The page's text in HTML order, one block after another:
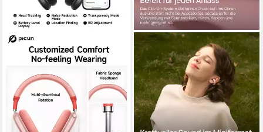
ATHLIX
Picun F8 Pro Kopfhörer mit
Geräuschunterdrückung
Kabellos Bluetooth-Kopfhörer
140 Std.
max. Laufzeit
5.4 Bluetooth
Shokz OpenDots ONE
Bluetooth-Kopfhörer
Bluetooth
Verbindung
40 Std.
max. Laufzeit
im Ohr Sitzart
208,41 €